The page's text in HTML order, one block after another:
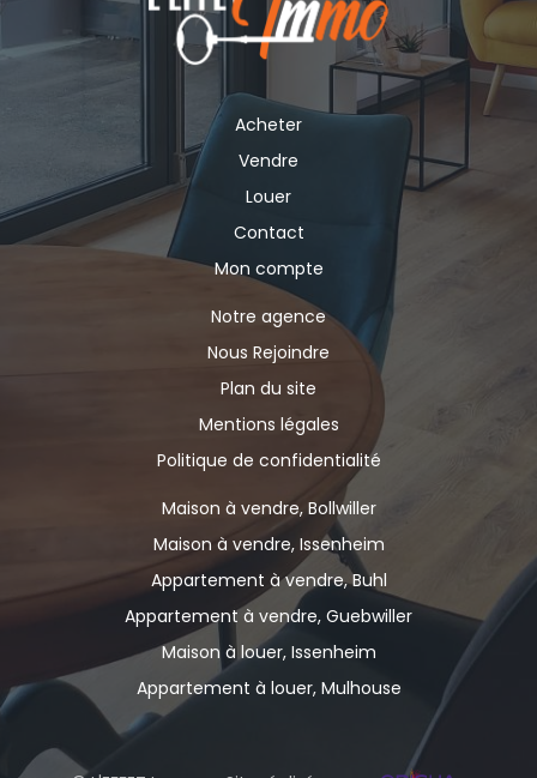
Acheter
Vendre
Louer
Contact
Mon compte
Notre agence
Nous Rejoindre
Plan du site
Mentions légales
Politique de confidentialité
Maison à vendre, Bollwiller
Maison à vendre, Issenheim
Appartement à vendre, Buhl
Appartement à vendre, Guebwiller
Maison à louer, Issenheim
Appartement à louer, Mulhouse